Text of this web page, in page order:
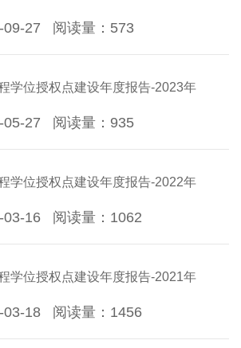
09-27 阅读量： 573
学位授权点建设年度报告-2023年
05-27 阅读量： 935
学位授权点建设年度报告-2022年
03-16 阅读量： 1062
学位授权点建设年度报告-2021年
03-18 阅读量： 1456